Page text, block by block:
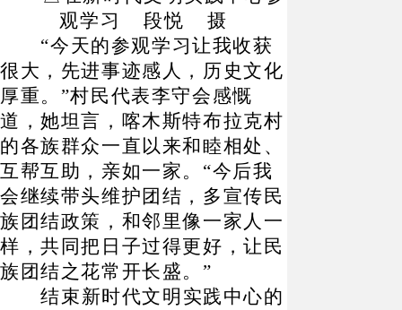
观学习
段悦
摄
“今天的参观学习让我收获
很大，先进事迹感人，历史文化
厚重。 ”村民代表李守会感慨
道，她坦言，喀木斯特布拉克村
的各族群众一直以来和睦相处、
互帮互助，亲如一家。 “今后我
会继续带头维护团结，多宣传民
族团结政策，和邻里像一家人一
样，共同把日子过得更好，让民
族团结之花常开长盛。”
结束新时代文明实践中心的